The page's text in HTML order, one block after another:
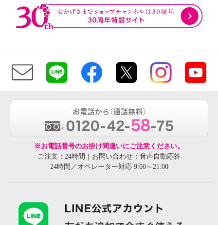
※お電話番号のお掛け間違いにご注意ください。
ご注文：24時間｜お問い合わせ：音声自動応答
24時間／オペレーター対応 9:00～21:00